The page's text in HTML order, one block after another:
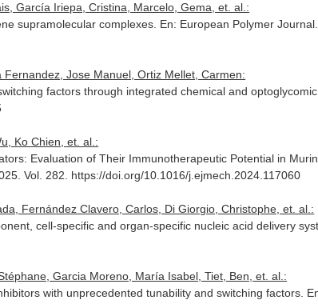
García Iriepa, Cristina, Marcelo, Gema, et. al.:
supramolecular complexes. En: European Polymer Journal
Jose Manuel, Ortiz Mellet, Carmen:
factors through integrated chemical and optoglycomic
Ko Chien, et. al.:
Evaluation of Their Immunotherapeutic Potential in
Vol. 282. https://doi.org/10.1016/j.ejmech.2024.117060
Fernández Clavero, Carlos, Di Giorgio, Christophe, et. al.:
cell-specific and organ-specific nucleic acid delivery
Garcia Moreno, María Isabel, Tiet, Ben, et. al.:
with unprecedented tunability and switching factors.